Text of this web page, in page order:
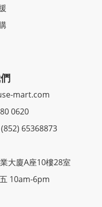
mart.com
0620
65368873
大廈A座10樓28室
10am-6pm